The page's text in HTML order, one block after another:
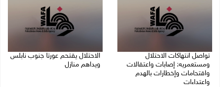
تواصل انتهاكات الاحتلال
ومستعمريه: إصابات واعتقالات
واقتحامات وإخطارات بالهدم
واعتداءات
الاحتلال يقتحم عورتا جنوب نابلس
ويداهم منازل